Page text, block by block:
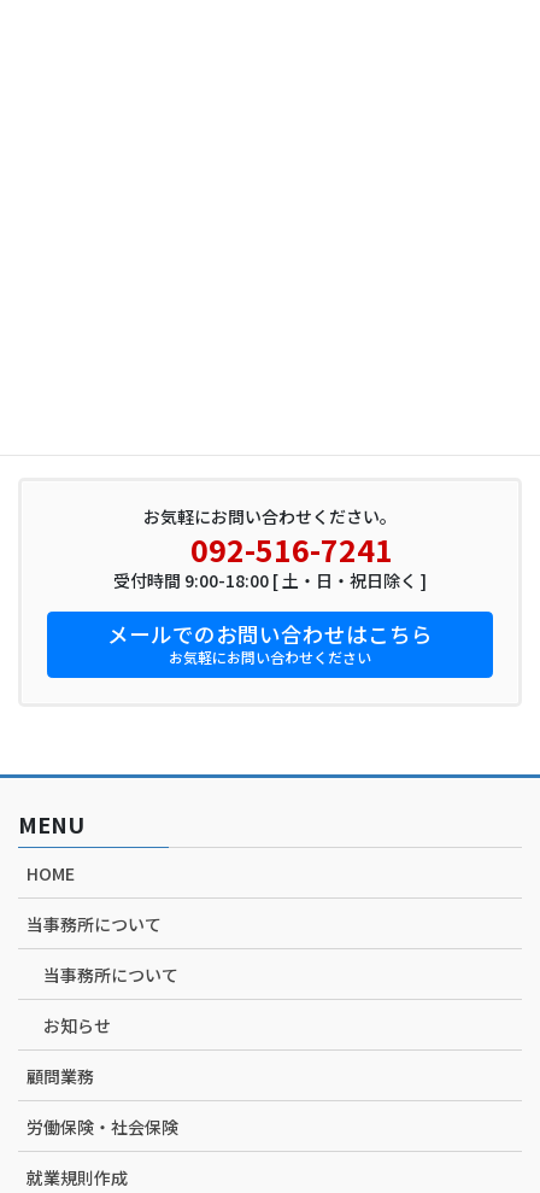
お気軽にお問い合わせください。
092-516-7241
受付時間 9:00-18:00 [ 土・日・祝日除く ]
メールでのお問い合わせはこちら
お気軽にお問い合わせください
MENU
HOME
当事務所について
当事務所について
お知らせ
顧問業務
労働保険・社会保険
就業規則作成